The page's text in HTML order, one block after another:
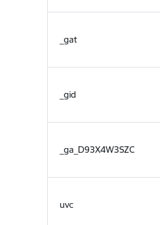
_gat
_gid
_ga_D93X4W3SZC
uvc